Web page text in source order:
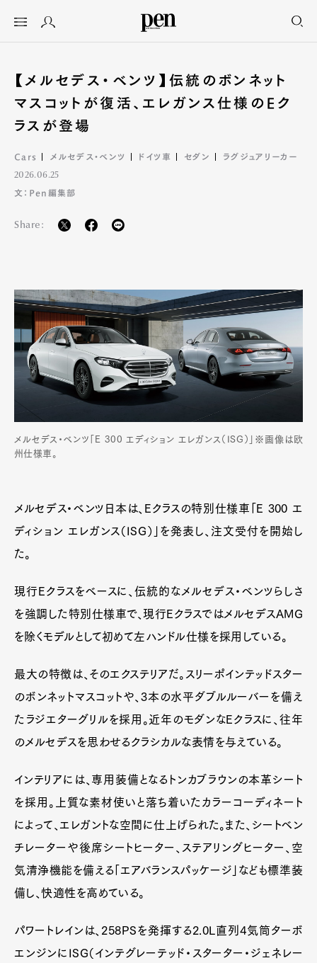
【メルセデス・ベンツ】伝統のボンネット
マスコットが復活、エレガンス仕様のEク
ラスが登場
Cars メルセデス・ベンツ ドイツ車 セダン ラグジュアリーカー
2026.06.25
文：Pen編集部
Share:
メルセデス・ベンツ「E 300 エディション エレガンス（ISG）」※画像は欧
州仕様車。
メルセデス・ベンツ日本は、Eクラスの特別仕様車「E 300 エ
ディション エレガンス（ISG）」を発表し、注文受付を開始し
た。
現行Eクラスをベースに、伝統的なメルセデス・ベンツらしさ
を強調した特別仕様車で、現行EクラスではメルセデスAMG
を除くモデルとして初めて左ハンドル仕様を採用している。
最大の特徴は、そのエクステリアだ。スリーポインテッドスター
のボンネットマスコットや、3本の水平ダブルルーバーを備え
たラジエターグリルを採用。近年のモダンなEクラスに、往年
のメルセデスを思わせるクラシカルな表情を与えている。
インテリアには、専用装備となるトンカブラウンの本革シート
を採用。上質な素材使いと落ち着いたカラーコーディネート
によって、エレガントな空間に仕上げられた。また、シートベン
チレーターや後席シートヒーター、ステアリングヒーター、空
気清浄機能を備える「エアバランスパッケージ」なども標準装
備し、快適性を高めている。
パワートレインは、258PSを発揮する2.0L直列4気筒ターボ
エンジンにISG（インテグレーテッド・スターター・ジェネレー